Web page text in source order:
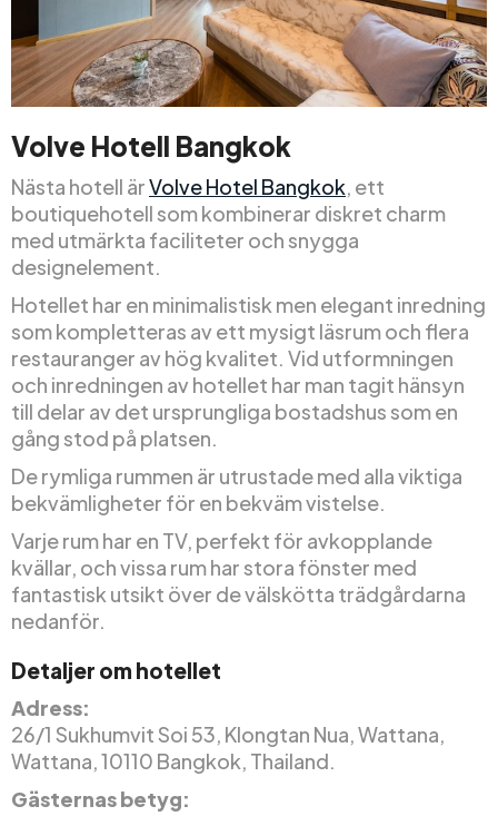
Volve Hotell Bangkok
Nästa hotell ärVolve Hotel Bangkok, ett
boutiquehotell som kombinerar diskret charm
med utmärkta faciliteter och snygga
designelement.
Hotellet har en minimalistisk men elegant inredning
som kompletteras av ett mysigt läsrum och flera
restauranger av hög kvalitet. Vid utformningen
och inredningen av hotellet har man tagit hänsyn
till delar av det ursprungliga bostadshus som en
gång stod på platsen.
De rymliga rummen är utrustade med alla viktiga
bekvämligheter för en bekväm vistelse.
Varje rum har en TV, perfekt för avkopplande
kvällar, och vissa rum har stora fönster med
fantastisk utsikt över de välskötta trädgårdarna
nedanför.
Detaljer om hotellet
Adress:
26/1 Sukhumvit Soi 53, Klongtan Nua, Wattana,
Wattana, 10110 Bangkok, Thailand.
Gästernas betyg: